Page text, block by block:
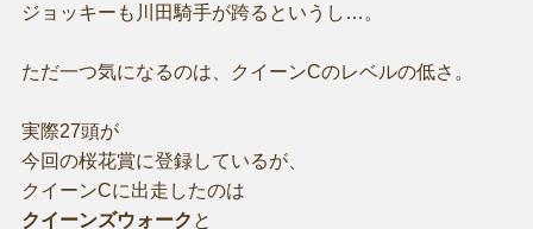
ジョッキーも川田騎手が跨るというし…。
ただ一つ気になるのは、クイーンCのレベルの低さ。
実際27頭が
今回の桜花賞に登録しているが、
クイーンCに出走したのは
クイーンズウォーク と